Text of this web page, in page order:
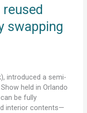
swapping
introduced a semi-
held in Orlando
be fully
interior contents—